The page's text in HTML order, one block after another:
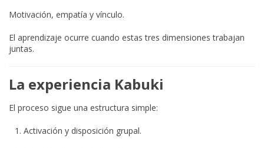
Motivación, empatía y vínculo.
El aprendizaje ocurre cuando estas tres dimensiones trabajan
juntas.
La experiencia Kabuki
El proceso sigue una estructura simple:
Activación y disposición grupal.